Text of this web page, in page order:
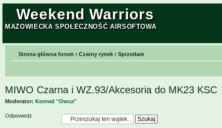
Weekend Warriors
MAZOWIECKA SPOŁECZNOŚĆ AIRSOFTOWA
Strona główna forum ‹ Czarny rynek ‹ Sprzedam
MIWO Czarna i WZ.93/Akcesoria do MK23 KSC
Moderator: Konrad ''Owca''
Odpowiedz